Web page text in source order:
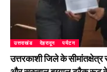
उत्तराखंड देहरादून पर्यटन
उत्तरकाशी जिले के